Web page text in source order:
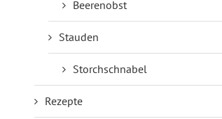
Beerenobst
Stauden
Storchschnabel
Rezepte